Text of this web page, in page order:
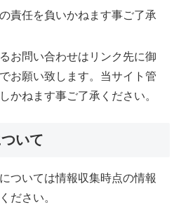
責任を負いかねます事ご了承
お問い合わせはリンク先に御
お願い致します。当サイト管
かねます事ご了承ください。
いて
ついては情報収集時点の情報
ださい。